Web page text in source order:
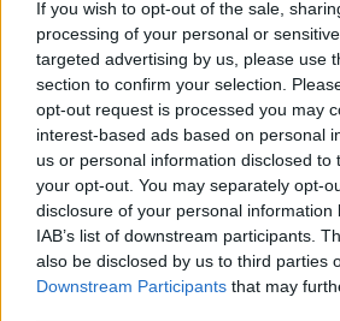
If you wish to opt-out of the sale,
processing of your personal or
targeted advertising by us, please use
section to confirm your selection.
opt-out request is processed you may
interest-based ads based on personal
us or personal information disclosed to
your opt-out. You may separately opt-
disclosure of your personal information
IAB’s list of downstream participants.
also be disclosed by us to third parties
Downstream Participants that may
imprimanta imprimanta 3d
produs român